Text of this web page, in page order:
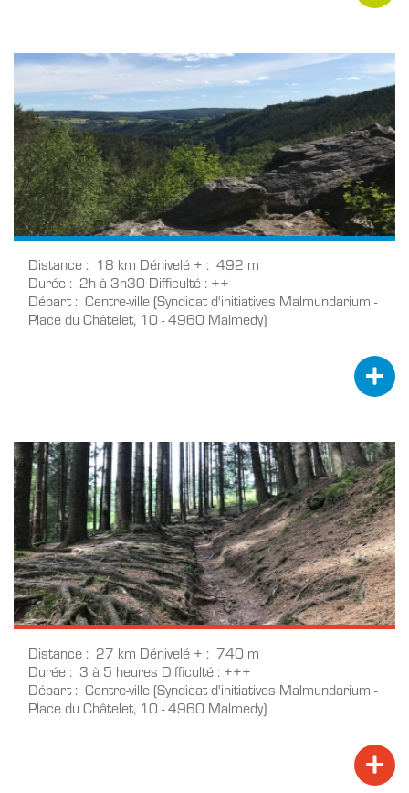
Distance 18 km Dénivelé +
492 m
Durée
2h à 3h30 Difficulté ++
Départ
Centre-ville (Syndicat d'initiatives Malmundarium -
Place du Châtelet, 10 - 4960 Malmedy)
Distance 27 km Dénivelé +
740 m
Durée
3 à 5 heures Difficulté +++
Départ
Centre-ville (Syndicat d'initiatives Malmundarium -
Place du Châtelet, 10 - 4960 Malmedy)